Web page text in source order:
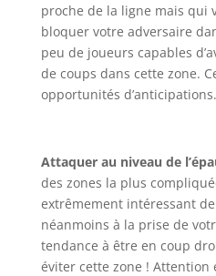
proche de la ligne mais qui
bloquer votre adversaire
peu de joueurs capables
de coups dans cette zone.
opportunités d’anticipations.
Attaquer au niveau de
des zones la plus
extrêmement intéressant
néanmoins à la prise de
tendance à être en coup
éviter cette zone ! Attention